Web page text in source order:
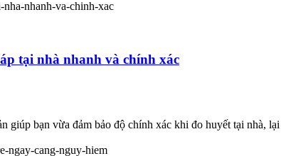
tại nhà nhanh và chính xác
giúp bạn vừa đảm bảo độ chính xác khi đo huyết tại nhà,